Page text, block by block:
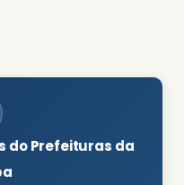
do Prefeituras da